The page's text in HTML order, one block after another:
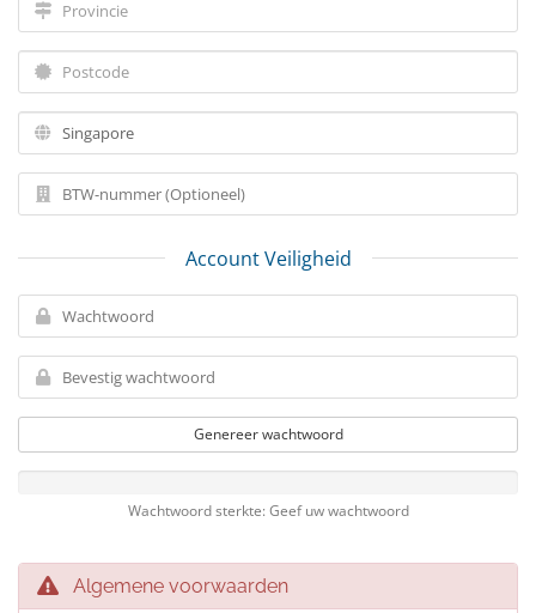
Account Veiligheid
Genereer wachtwoord
Wachtwoord sterkte: Geef uw wachtwoord
Algemene voorwaarden